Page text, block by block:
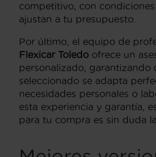
competitivo, con
ajustan a tu presupuesto.
Por último, el equipo de
Flexicar Toledo ofrece un
personalizado, garantizando
seleccionado se adapta
necesidades personales o
esta experiencia y garantía,
para tu compra es sin duda